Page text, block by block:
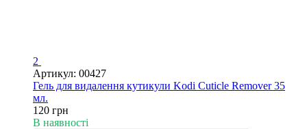
2
Артикул: 00427
Гель для видалення кутикули Kodi Cuticle Remover 35
мл.
120 грн
В наявності